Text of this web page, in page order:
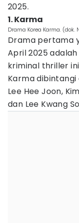
2025.
1. Karma
Drama Korea Karma. (dok.
Drama pertama
April 2025
kriminal thriller
Karma dibintangi
Lee Hee Joon,
dan Lee Kwang